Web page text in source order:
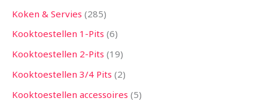
Koken & Servies 285
Kooktoestellen 1-Pits 6
Kooktoestellen 2-Pits 19
Kooktoestellen 3/4 Pits 2
Kooktoestellen accessoires 5